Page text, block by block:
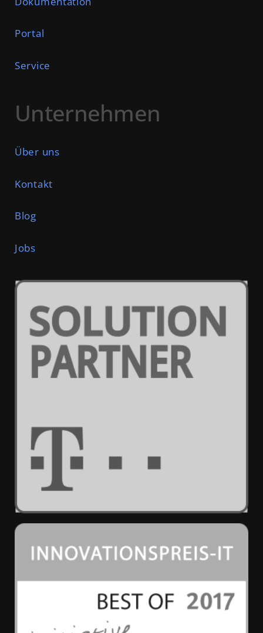
Portal
Service
Unternehmen
Über uns
Kontakt
Blog
Jobs